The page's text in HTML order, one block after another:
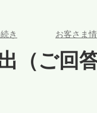
き お客さま
（ご回